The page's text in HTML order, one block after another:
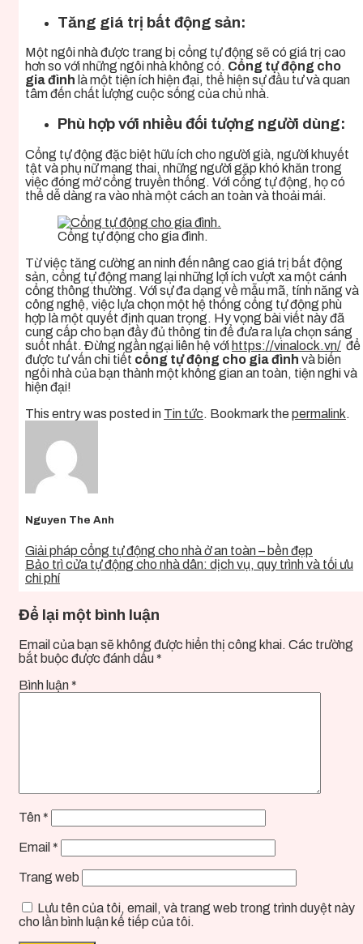
Tăng giá trị bất động sản:
Một ngôi nhà được trang bị cổng tự động sẽ có giá trị cao
hơn so với những ngôi nhà không có. Cổng tự động cho
gia đình là một tiện ích hiện đại, thể hiện sự đầu tư và quan
tâm đến chất lượng cuộc sống của chủ nhà.
Phù hợp với nhiều đối tượng người dùng:
Cổng tự động đặc biệt hữu ích cho người già, người khuyết
tật và phụ nữ mang thai, những người gặp khó khăn trong
việc đóng mở cổng truyền thống. Với cổng tự động, họ có
thể dễ dàng ra vào nhà một cách an toàn và thoải mái.
Cổng tự động cho gia đình.
Từ việc tăng cường an ninh đến nâng cao giá trị bất động
sản, cổng tự động mang lại những lợi ích vượt xa một cánh
cổng thông thường. Với sự đa dạng về mẫu mã, tính năng và
công nghệ, việc lựa chọn một hệ thống cổng tự động phù
hợp là một quyết định quan trọng. Hy vọng bài viết này đã
cung cấp cho bạn đầy đủ thông tin để đưa ra lựa chọn sáng
suốt nhất. Đừng ngần ngại liên hệ với https://vinalock.vn/ để
được tư vấn chi tiết cổng tự động cho gia đình và biến
ngôi nhà của bạn thành một không gian an toàn, tiện nghi và
hiện đại!
This entry was posted in Tin tức. Bookmark thepermalink.
Nguyen The Anh
Giải pháp cổng tự động cho nhà ở an toàn – bền đẹp
Bảo trì cửa tự động cho nhà dân: dịch vụ, quy trình và tối ưu
chi phí
Để lại một bình luận
Email của bạn sẽ không được hiển thị công khai. Các trường
bắt buộc được đánh dấu *
Bình luận *
Tên *
Email *
Trang web
Lưu tên của tôi, email, và trang web trong trình duyệt này
cho lần bình luận kế tiếp của tôi.